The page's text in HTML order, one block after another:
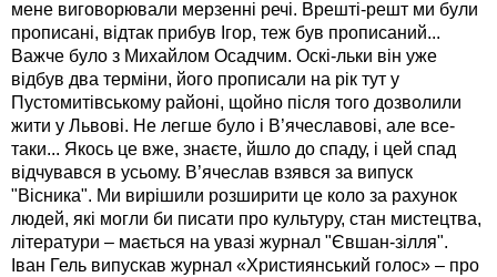
мене виговорювали мерзенні речі. Врешті-решт ми були
прописані, відтак прибув Ігор, теж був прописаний...
Важче було з Михайлом Осадчим. Оскі-льки він уже
відбув два терміни, його прописали на рік тут у
Пустомитівському районі, щойно після того дозволили
жити у Львові. Не легше було і В’ячеславові, але все-
таки... Якось це вже, знаєте, йшло до спаду, і цей спад
відчувався в усьому. В’ячеслав взявся за випуск
"Вісника". Ми вирішили розширити це коло за рахунок
людей, які могли би писати про культуру, стан мистецтва,
літератури – мається на увазі журнал "Євшан-зілля".
Іван Гель випускав журнал «Християнський голос» – про